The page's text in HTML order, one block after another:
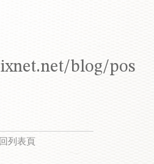
blog/pos
回列表頁